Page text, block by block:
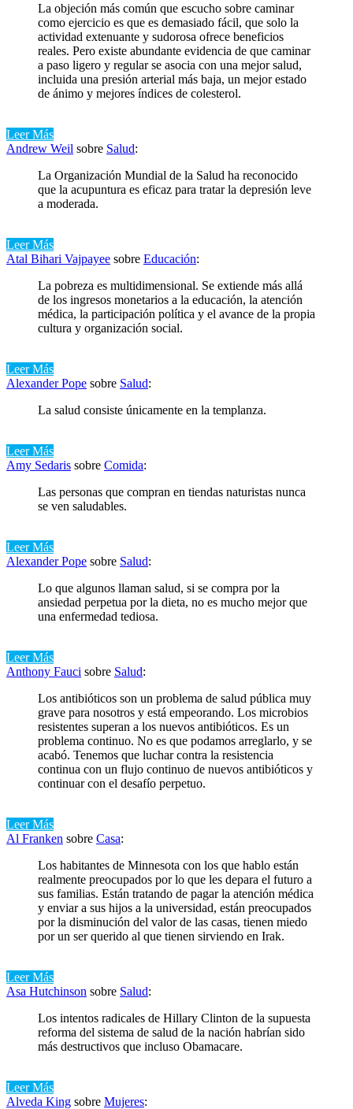
La objeción más común que escucho sobre caminar
como ejercicio es que es demasiado fácil, que solo la
actividad extenuante y sudorosa ofrece beneficios
reales. Pero existe abundante evidencia de que caminar
a paso ligero y regular se asocia con una mejor salud,
incluida una presión arterial más baja, un mejor estado
de ánimo y mejores índices de colesterol.
Leer Más
Andrew Weil sobre Salud:
La Organización Mundial de la Salud ha reconocido
que la acupuntura es eficaz para tratar la depresión leve
a moderada.
Leer Más
Atal Bihari Vajpayee sobre Educación:
La pobreza es multidimensional. Se extiende más allá
de los ingresos monetarios a la educación, la atención
médica, la participación política y el avance de la propia
cultura y organización social.
Leer Más
Alexander Pope sobre Salud:
La salud consiste únicamente en la templanza.
Leer Más
Amy Sedaris sobre Comida:
Las personas que compran en tiendas naturistas nunca
se ven saludables.
Leer Más
Alexander Pope sobre Salud:
Lo que algunos llaman salud, si se compra por la
ansiedad perpetua por la dieta, no es mucho mejor que
una enfermedad tediosa.
Leer Más
Anthony Fauci sobre Salud:
Los antibióticos son un problema de salud pública muy
grave para nosotros y está empeorando. Los microbios
resistentes superan a los nuevos antibióticos. Es un
problema continuo. No es que podamos arreglarlo, y se
acabó. Tenemos que luchar contra la resistencia
continua con un flujo continuo de nuevos antibióticos y
continuar con el desafío perpetuo.
Leer Más
Al Franken sobre Casa:
Los habitantes de Minnesota con los que hablo están
realmente preocupados por lo que les depara el futuro a
sus familias. Están tratando de pagar la atención médica
y enviar a sus hijos a la universidad, están preocupados
por la disminución del valor de las casas, tienen miedo
por un ser querido al que tienen sirviendo en Irak.
Leer Más
Asa Hutchinson sobre Salud:
Los intentos radicales de Hillary Clinton de la supuesta
reforma del sistema de salud de la nación habrían sido
más destructivos que incluso Obamacare.
Leer Más
Alveda King sobre Mujeres: